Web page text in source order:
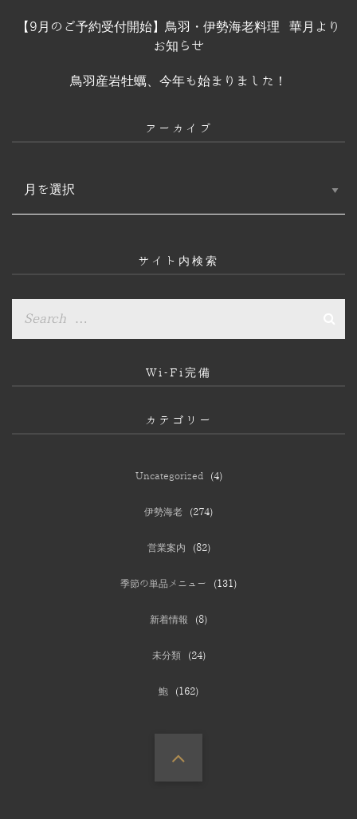
【9月のご予約受付開始】鳥羽・伊勢海老料理 華月より
お知らせ
鳥羽産岩牡蠣、今年も始まりました！
アーカイブ
カ
サイト内検索
Wi-Fi完備
カテゴリー
Uncategorized (4)
伊勢海老 (274)
営業案内 (82)
季節の単品メニュー (131)
新着情報 (8)
未分類(24)
鮑 (162)